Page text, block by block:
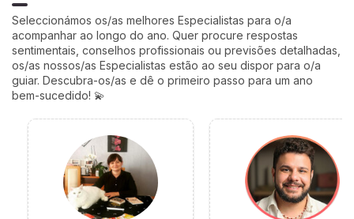
talvez um dos mais
profundamente humanos do
ano. Siga-me: o seu
coração vai perceber. 💛
Seleccionámos os/as melhores Especialistas para o/a
acompanhar ao longo do ano. Quer procure respostas
sentimentais, conselhos profissionais ou previsões detalhadas,
os/as nossos/as Especialistas estão ao seu dispor para o/a
guiar. Descubra-os/as e dê o primeiro passo para um ano
bem-sucedido! 💫